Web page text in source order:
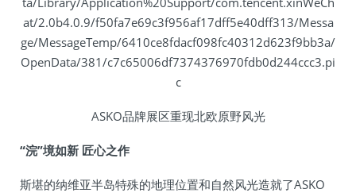
ASKO品牌展区重现北欧原野风光
“浣”境如新 匠心之作
斯堪的纳维亚半岛特殊的地理位置和自然风光造就了ASKO